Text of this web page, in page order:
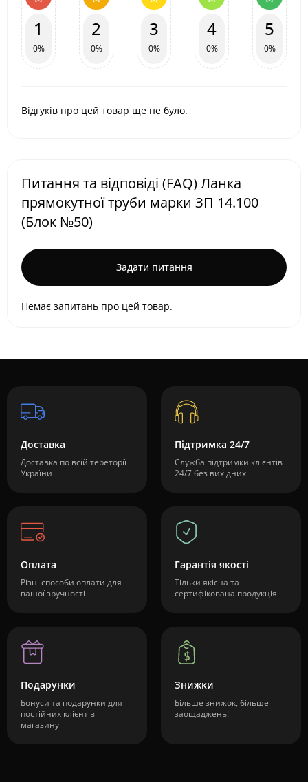
1
0%
2
0%
3
0%
4
0%
5
0%
Відгуків про цей товар ще не було.
Питання та відповіді (FAQ) Ланка
прямокутної труби марки ЗП 14.100
(Блок №50)
Задати питання
Немає запитань про цей товар.
Доставка
Доставка по всій тереторії
України
Підтримка 24/7
Служба підтримки клієнтів
24/7 без вихідних
Оплата
Різні способи оплати для
вашої зручності
Гарантія якості
Тільки якісна та
сертифікована продукція
Подарунки
Бонуси та подарунки для
постійних клієнтів
магазину
Знижки
Більше знижок, більше
заощаджень!